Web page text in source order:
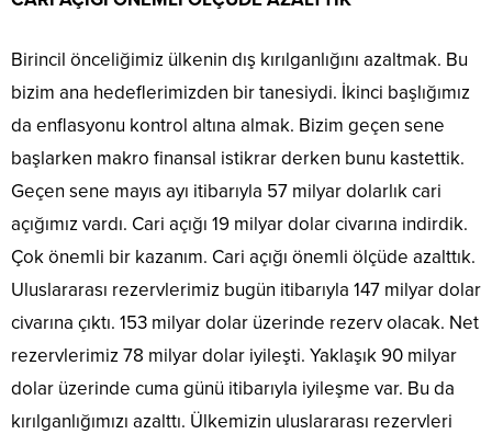
Birincil önceliğimiz ülkenin dış kırılganlığını azaltmak. Bu
bizim ana hedeflerimizden bir tanesiydi. İkinci başlığımız
da enflasyonu kontrol altına almak. Bizim geçen sene
başlarken makro finansal istikrar derken bunu kastettik.
Geçen sene mayıs ayı itibarıyla 57 milyar dolarlık cari
açığımız vardı. Cari açığı 19 milyar dolar civarına indirdik.
Çok önemli bir kazanım. Cari açığı önemli ölçüde azalttık.
Uluslararası rezervlerimiz bugün itibarıyla 147 milyar dolar
civarına çıktı. 153 milyar dolar üzerinde rezerv olacak. Net
rezervlerimiz 78 milyar dolar iyileşti. Yaklaşık 90 milyar
dolar üzerinde cuma günü itibarıyla iyileşme var. Bu da
kırılganlığımızı azalttı. Ülkemizin uluslararası rezervleri